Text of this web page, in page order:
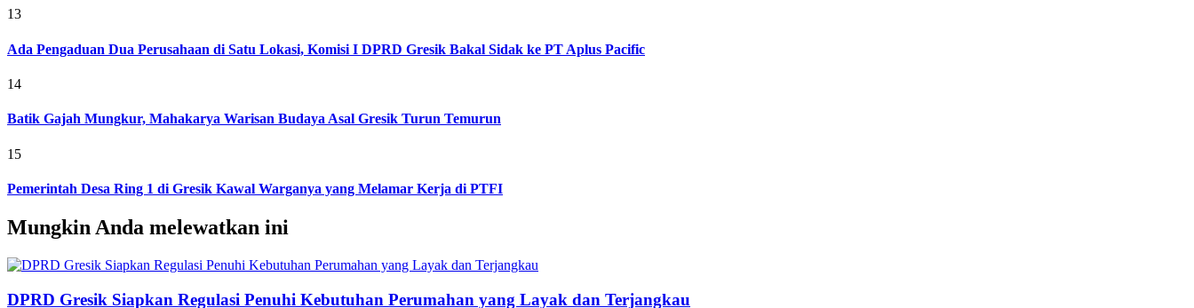
13
Ada Pengaduan Dua Perusahaan di Satu Lokasi, Komisi I DPRD Gresik Bakal Sidak ke PT Aplus Pacific
14
Batik Gajah Mungkur, Mahakarya Warisan Budaya Asal Gresik Turun Temurun
15
Pemerintah Desa Ring 1 di Gresik Kawal Warganya yang Melamar Kerja di PTFI
Mungkin Anda melewatkan ini
DPRD Gresik Siapkan Regulasi Penuhi Kebutuhan Perumahan yang Layak dan Terjangkau